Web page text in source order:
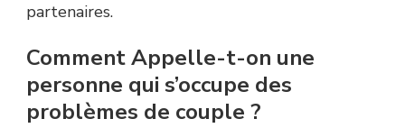
partenaires.
Comment Appelle-t-on une
personne qui s’occupe des
problèmes de couple ?